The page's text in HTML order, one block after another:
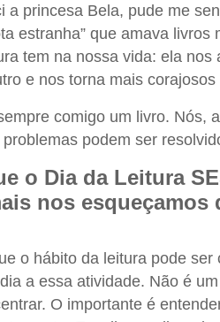
a princesa Bela, pude me
estranha” que amava
tem na nossa vida: ela nos
e nos torna mais
comigo um livro. Nós,
podem ser
o Dia da Leitura
nos esqueçamos
o hábito da leitura pode
a essa atividade. Não é
O importante é